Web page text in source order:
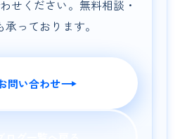
せください。無料相談・
っております。
問い合わせ→